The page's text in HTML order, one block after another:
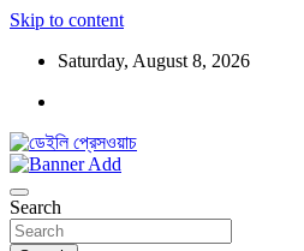
Skip to content
Saturday, August 8, 2026
ডেইলি প্রেসওয়াচ
Search